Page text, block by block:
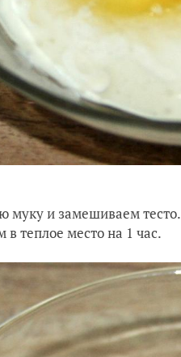
муку и замешиваем тесто.
теплое место на 1 час.